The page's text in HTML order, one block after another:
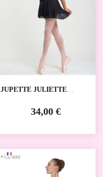
JUPETTE JULIETTE
34,00 €